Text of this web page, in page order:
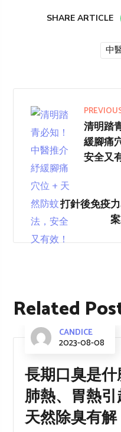
SHARE ARTICLE
中
清明踏
緩腳痛
安全又
打針後免疫
Related
CANDICE
2023-08-08
長期口臭是什
肺熱、胃熱引
天然除臭有解